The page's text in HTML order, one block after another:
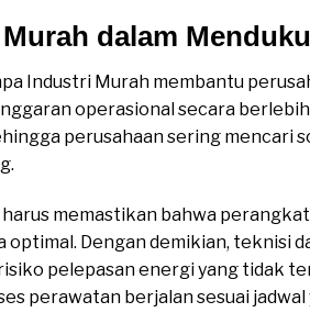
dalam
Industri Murah membantu
operasional secara
perusahaan sering mencari
memastikan bahwa
optimal. Dengan demikian, teknisi
pelepasan energi yang tidak
perawatan berjalan sesuai